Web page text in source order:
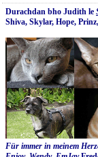
Durachdan bho Judith le
Shiva, Skylar, Hope,
Für immer in meinem